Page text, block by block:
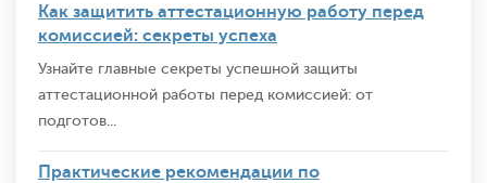
Как защитить аттестационную работу перед
комиссией: секреты успеха
Узнайте главные секреты успешной защиты
аттестационной работы перед комиссией: от
подготов...
Практические рекомендации по